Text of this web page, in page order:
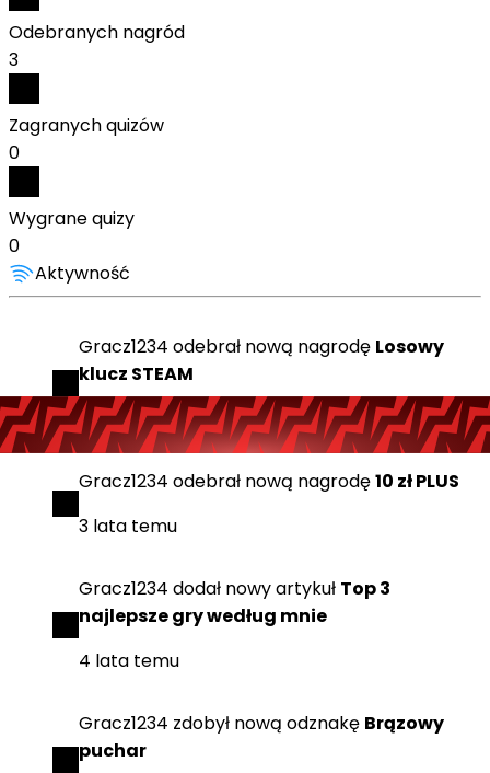
Odebranych nagród
3
Zagranych quizów
0
Wygrane quizy
0
Aktywność
Gracz1234 odebrał nową nagrodę Losowy
klucz STEAM
3 lata temu
Gracz1234 odebrał nową nagrodę10 zł PLUS
3 lata temu
Gracz1234 dodał nowy artykuł Top 3
najlepsze gry według mnie
4 lata temu
Gracz1234 zdobył nową odznakę Brązowy
puchar